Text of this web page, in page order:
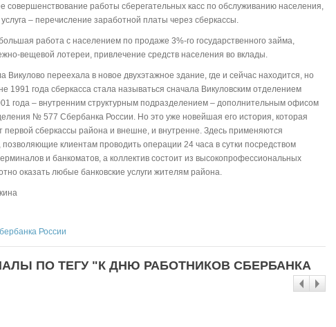
совершенствование работы сберегательных касс по обслуживанию населения,
– перечисление заработной платы через сберкассы.
работа с населением по продаже 3%-го государственного займа,
вещевой лотереи, привлечение средств населения во вклады.
Викулово переехала в новое двухэтажное здание, где и сейчас находится, но
1991 года сберкасса стала называться сначала Викуловским отделением
года – внутренним структурным подразделением – дополнительным офисом
№ 577 Сбербанка России. Но это уже новейшая его история, которая
первой сберкассы района и внешне, и внутренне. Здесь применяются
клиентам проводить операции 24 часа в сутки посредством
и банкоматов, а коллектив состоит из высокопрофессиональных
оказать любые банковские услуги жителям района.
России
ПО ТЕГУ "К ДНЮ РАБОТНИКОВ СБЕРБАНКА